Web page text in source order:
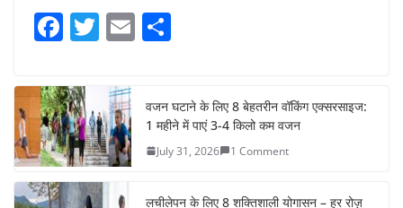
F
c
e
b
o
o
T
itt
er
E
e
वजन घटाने के लिए 8 बेहतरीन वॉकिंग एक्सरसाइज:
1 महीने में पाएं 3-4 किलो कम वजन
July 31, 2026 1 Comment
लचीलेपन के लिए 8 शक्तिशाली योगासन – हर रोज़